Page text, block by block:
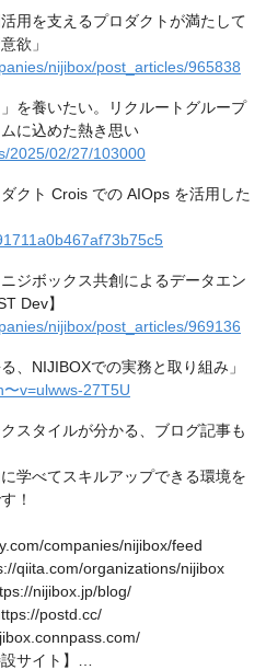
用を支えるプロダクトが満たして
欲」
nijibox/post_articles/965838
を養いたい。リクルートグループ
に込めた熱き思い
2025/02/27/103000
クト Crois での AIOps を活用した
ジボックス共創によるデータエン
Dev】
nijibox/post_articles/969136
、NIJIBOXでの実務と取り組み」
v=ulwws-27T5U
スタイルが分かる、ブログ記事も
学べてスキルアップできる環境を
！
companies/nijibox/feed
qiita.com/organizations/nijibox
nijibox.jp/blog/
postd.cc/
サイト】…